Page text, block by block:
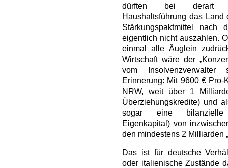
dürften bei derart
Haushaltsführung das Land
Stärkungspaktmittel nach
eigentlich nicht auszahlen.
einmal alle Äuglein
Wirtschaft wäre der
vom
Erinnerung: Mit 9600 € Pro-
NRW, weit über 1
Überziehungskredite) und
sogar eine bilanzielle
Eigenkapital) von
den mindestens 2 Milliarden
Das ist für deutsche
oder italienische Zustände